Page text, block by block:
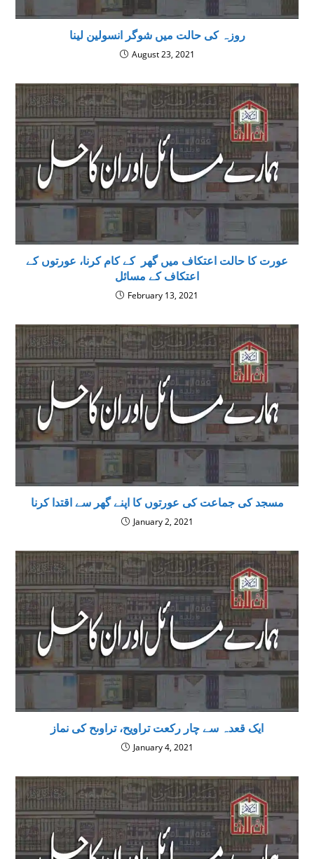
روزہ کی حالت میں شوگر انسولین لینا
August 23, 2021
عورت کا حالت اعتکاف میں گھر کے کام کرنا، عورتوں کے
اعتکاف کے مسائل
February 13, 2021
مسجد کی جماعت کی عورتوں کا اپنے گھر سے اقتدا کرنا
January 2, 2021
ایک قعدہ سے چار رکعت تراویح، تراوىح كى نماز
January 4, 2021